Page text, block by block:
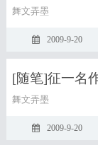
舞文弄墨
2009-9-20
[随笔]征一名
舞文弄墨
2009-9-20